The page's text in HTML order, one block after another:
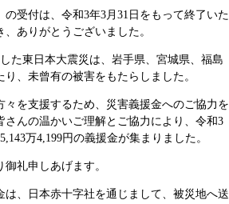
受付は、令和3年3月31日をもって終了いた
ありがとうございました。
た東日本大震災は、岩手県、宮城県、福島
、未曾有の被害をもたらしました。
を支援するため、災害義援金へのご協力を
さんの温かいご理解とご協力により、令和3
万4,199円の義援金が集まりました。
礼申しあげます。
、日本赤十字社を通じまして、被災地へ送